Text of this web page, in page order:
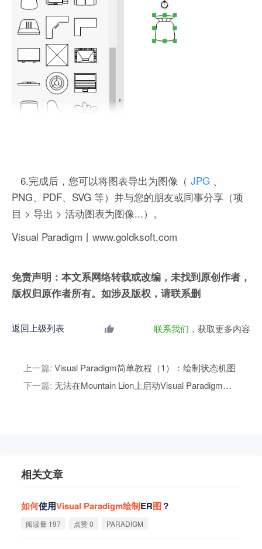
6.完成后，您可以将图表导出为图像（ JPG 、
PNG、PDF、SVG 等）并与您的朋友或同事分享（项
目 > 导出 > 活动图表为图像...）。
Visual Paradigm丨www.goldksoft.com
免责声明：本文系网络转载或改编，未找到原创作者，
版权归原作者所有。如涉及版权，请联系删
返回上级列表 联系我们 ，获取更多内容
上一篇: Visual Paradigm简单教程（1）：绘制状态机图
下一篇:
无法在Mountain Lion上启动Visual Paradigm软件安装程序的解决方法
相关文章
如何使用Visual Paradigm绘制ER图 ？
阅读量 197 点赞 0 PARADIGM